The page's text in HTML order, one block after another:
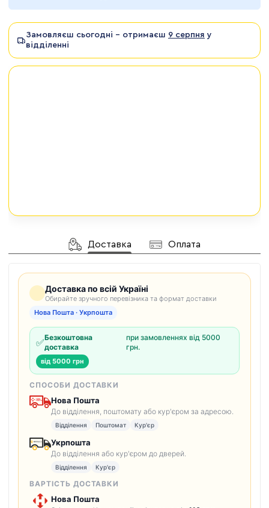
Замовляєш сьогодні - отримаєш 9 серпня у
відділенні
Доставка Оплата
Доставка по всій Україні
Обирайте зручного перевізника та формат доставки
Нова Пошта · Укрпошта
✅Безкоштовна
доставка
при замовленнях від 5000
грн.
від 5000 грн
СПОСОБИ ДОСТАВКИ
Нова Пошта
До відділення, поштомату або кур'єром за адресою.
Відділення Поштомат Кур'єр
Укрпошта
До відділення або кур'єром до дверей.
Відділення Кур'єр
ВАРТІСТЬ ДОСТАВКИ
Нова Пошта